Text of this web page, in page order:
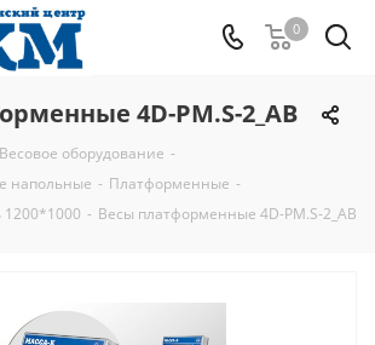
0
4D-PM.S-2_AB
Весовое оборудование -
напольные - Платформенные -
- Весы платформенные 4D-PM.S-2_AB